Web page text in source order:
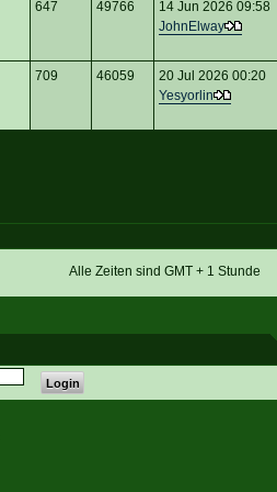
647 49766
14 Jun 2026 09:58
JohnElway
709 46059
20 Jul 2026 00:20
Yesyorlin
Alle Zeiten sind GMT + 1 Stunde